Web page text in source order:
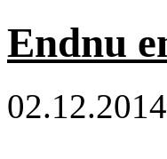
Endnu
02.12.2014